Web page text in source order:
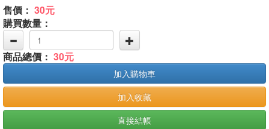
售價： 30元
購買數量：
商品總價： 30元
加入購物車
加入收藏
直接結帳